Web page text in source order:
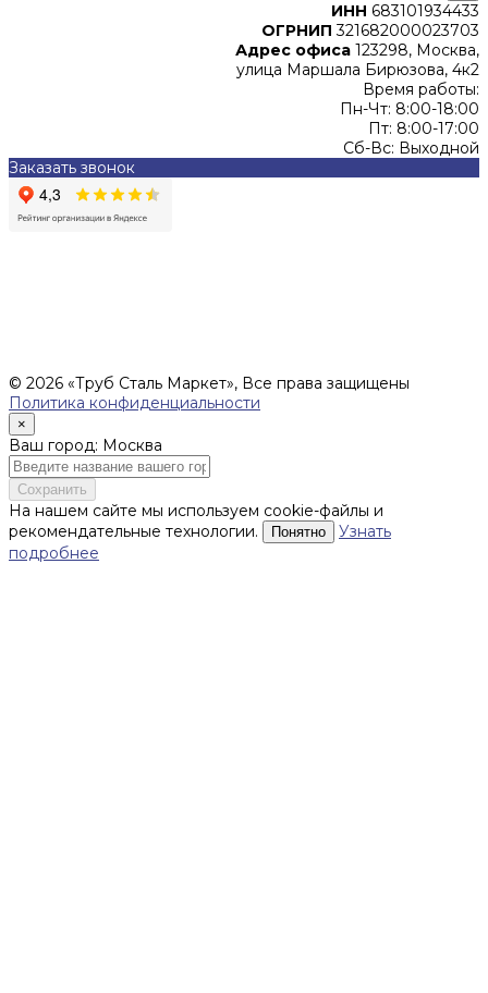
ИНН 683101934433
ОГРНИП 321682000023703
Адрес офиса 123298, Москва,
улица Маршала Бирюзова, 4к2
Время работы:
Пн-Чт: 8:00-18:00
Пт: 8:00-17:00
Сб-Вс: Выходной
Заказать звонок
© 2026 «Труб Сталь Маркет», Все права защищены
Политика конфиденциальности
×
Ваш город: Москва
Сохранить
На нашем сайте мы используем cookie-файлы и
рекомендательные технологии.
Понятно
Узнать
подробнее